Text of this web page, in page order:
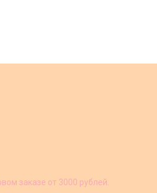
заказе от 3000 рублей.